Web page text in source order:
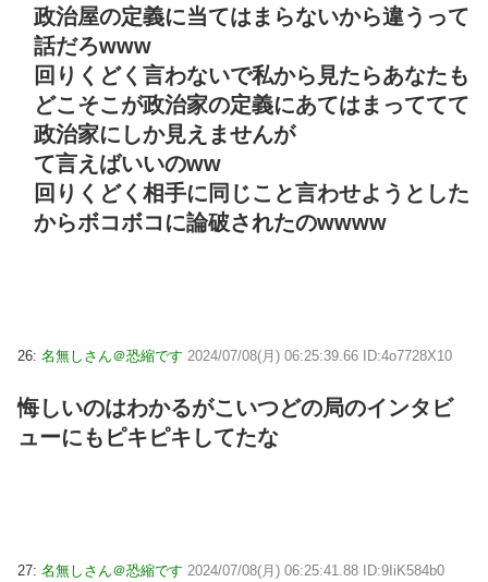
政治屋の定義に当てはまらないから違うって
話だろwww
回りくどく言わないで私から見たらあなたも
どこそこが政治家の定義にあてはまっててて
政治家にしか見えませんが
て言えばいいのww
回りくどく相手に同じこと言わせようとした
からボコボコに論破されたのwwww
26: 名無しさん＠恐縮です 2024/07/08(月) 06:25:39.66 ID:4o7728X10
悔しいのはわかるがこいつどの局のインタビ
ューにもピキピキしてたな
27: 名無しさん＠恐縮です 2024/07/08(月) 06:25:41.88 ID:9IiK584b0